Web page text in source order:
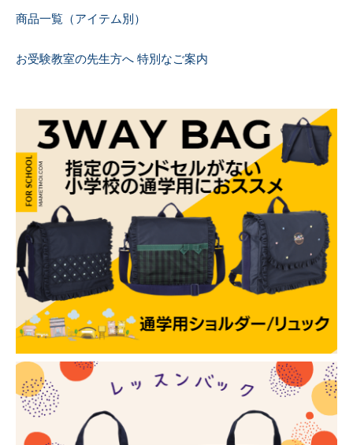
商品一覧（アイテム別）
お受験教室の先生方へ 特別なご案内